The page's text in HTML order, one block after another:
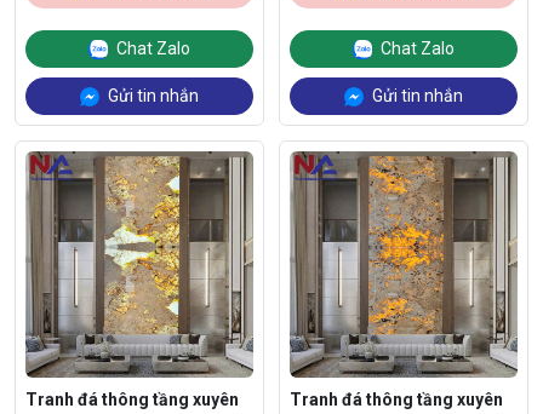
Chat Zalo
Gửi tin nhắn
Chat Zalo
Gửi tin nhắn
Tranh đá thông tầng xuyên
Tranh đá thông tầng xuyên